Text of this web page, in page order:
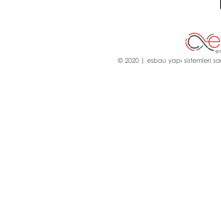
© 2020 | esbau yapı sistemleri